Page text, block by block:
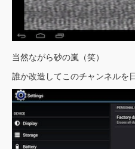
当然ながら砂の嵐（笑）
誰か改造してこのチャンネルを